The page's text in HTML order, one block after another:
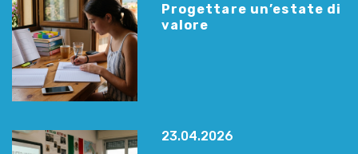
Progettare un’estate di
valore
23.04.2026